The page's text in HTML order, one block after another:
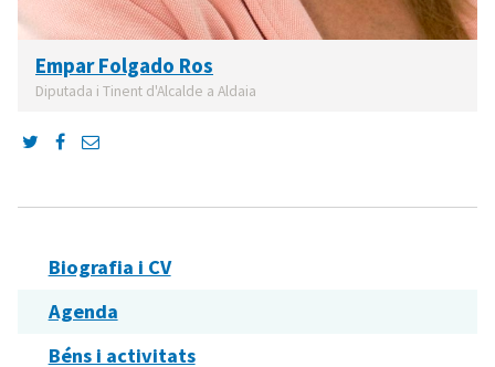
Empar Folgado Ros
Diputada i Tinent d'Alcalde a Aldaia
Biografia i CV
Agenda
Béns i activitats